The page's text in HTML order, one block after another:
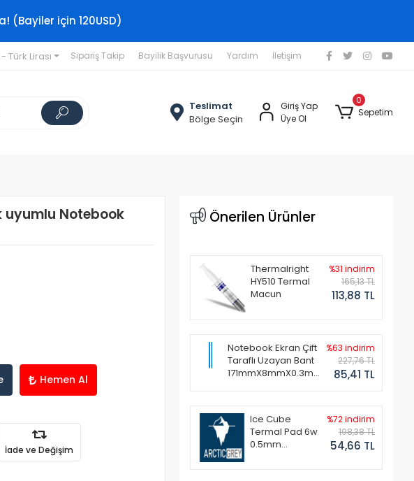
(Bayiler için 120USD)
- Türk Lirası Sipariş Takip Bayilik Başvurusu Yardım İletişim
Teslimat
Bölge Seçin
Giriş Yap
Üye Ol
0
Sepetim
uyumlu Notebook
Hemen Al
İade ve Değişim
Önerilen Ürünler
Thermalright
HY510 Termal
Macun
%31 indirim
165,13 TL
113,88 TL
Notebook Ekran Çift
Taraflı Uzayan Bant
171mmX8mmX0.3mm
%63 indirim
227,76 TL
85,41 TL
Ice Cube
Termal Pad 6w
0.5mm
%72 indirim
198,38 TL
54,66 TL